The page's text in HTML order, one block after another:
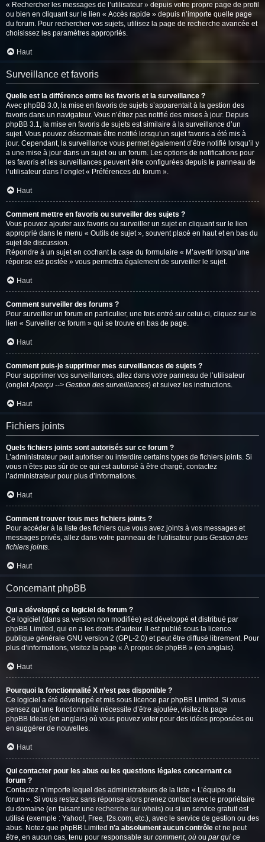
« Rechercher les messages de l’utilisateur » depuis votre propre page de profil
ou bien en cliquant sur le lien « Accès rapide » depuis n’importe quelle page
du forum. Pour rechercher vos sujets, utilisez la page de recherche avancée et
choisissez les paramètres appropriés.
Haut
Surveillance et favoris
Quelle est la différence entre les favoris et la surveillance ?
Avec phpBB 3.0, la mise en favoris de sujets s’apparentait à la gestion des
favoris dans un navigateur. Vous n’étiez pas notifié des mises à jour. Depuis
phpBB 3.1, la mise en favoris de sujets est similaire à la surveillance d’un
sujet. Vous pouvez désormais être notifié lorsqu’un sujet favoris a été mis à
jour. Cependant, la surveillance vous permet également d’être notifié lorsqu’il y
a une mise à jour dans un sujet ou un forum. Les options de notifications pour
les favoris et les surveillances peuvent être configurées depuis le panneau de
l’utilisateur dans l’onglet « Préférences du forum ».
Haut
Comment mettre en favoris ou surveiller des sujets ?
Vous pouvez ajouter aux favoris ou surveiller un sujet en cliquant sur le lien
approprié dans le menu « Outils de sujet », souvent placé en haut et en bas du
sujet de discussion.
Répondre à un sujet en cochant la case du formulaire « M’avertir lorsqu’une
réponse est postée » vous permettra également de surveiller le sujet.
Haut
Comment surveiller des forums ?
Pour surveiller un forum en particulier, une fois entré sur celui-ci, cliquez sur le
lien « Surveiller ce forum » qui se trouve en bas de page.
Haut
Comment puis-je supprimer mes surveillances de sujets ?
Pour supprimer vos surveillances, allez dans votre panneau de l’utilisateur
(ongletAperçu --> Gestion des surveillances) et suivez les instructions.
Haut
Fichiers joints
Quels fichiers joints sont autorisés sur ce forum ?
L’administrateur peut autoriser ou interdire certains types de fichiers joints. Si
vous n’êtes pas sûr de ce qui est autorisé à être chargé, contactez
l’administrateur pour plus d’informations.
Haut
Comment trouver tous mes fichiers joints ?
Pour accéder à la liste des fichiers que vous avez joints à vos messages et
messages privés, allez dans votre panneau de l’utilisateur puis Gestion des
fichiers joints.
Haut
Concernant phpBB
Qui a développé ce logiciel de forum ?
Ce logiciel (dans sa version non modifiée) est développé et distribué par
phpBB Limited , qui en a les droits d’auteur. Il est publié sous la licence
publique générale GNU version 2 (GPL-2.0) et peut être diffusé librement. Pour
plus d’informations, visitez la page « À propos de phpBB » (en anglais).
Haut
Pourquoi la fonctionnalité X n’est pas disponible ?
Ce logiciel a été développé et mis sous licence par phpBB Limited. Si vous
pensez qu’une fonctionnalité nécessite d’être ajoutée, visitez la page
phpBB Ideas (en anglais) où vous pouvez voter pour des idées proposées ou
en suggérer de nouvelles.
Haut
Qui contacter pour les abus ou les questions légales concernant ce
forum ?
Contactez n’importe lequel des administrateurs de la liste « L’équipe du
forum ». Si vous restez sans réponse alors prenez contact avec le propriétaire
du domaine (en faisant une recherche sur whois) ou si un service gratuit est
utilisé (exemple : Yahoo!, Free, f2s.com, etc.), avec le service de gestion ou des
abus. Notez que phpBB Limited n’a absolument aucun contrôle et ne peut
être, en aucun cas, tenu pour responsable sur comment, où ou par qui ce